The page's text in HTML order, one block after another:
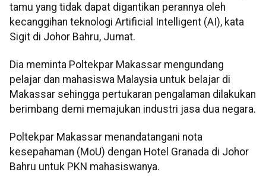
tamu yang tidak dapat digantikan perannya oleh
kecanggihan teknologi Artificial Intelligent (AI), kata
Sigit di Johor Bahru, Jumat.
Dia meminta Poltekpar Makassar mengundang
pelajar dan mahasiswa Malaysia untuk belajar di
Makassar sehingga pertukaran pengalaman dilakukan
berimbang demi memajukan industri jasa dua negara.
Poltekpar Makassar menandatangani nota
kesepahaman (MoU) dengan Hotel Granada di Johor
Bahru untuk PKN mahasiswanya.